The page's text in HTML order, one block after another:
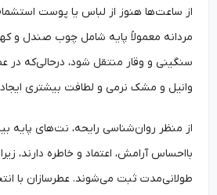
از ساعت‌ها هنوز از لباس یا پوست استشمام
مردانه معمولاً پایه شامل چوب صندل و
سنگینی و وقار منتقل شود، درحالی‌که در
وانیل و مشک نرمی و لطافت بیشتری ایجاد
از منظر روان‌شناسی رایحه، نت‌های پایه
بااحساس آرامش، اعتماد و خاطره دارند، زیرا در
طولانی‌مدت ثبت می‌شوند. عطرسازان با